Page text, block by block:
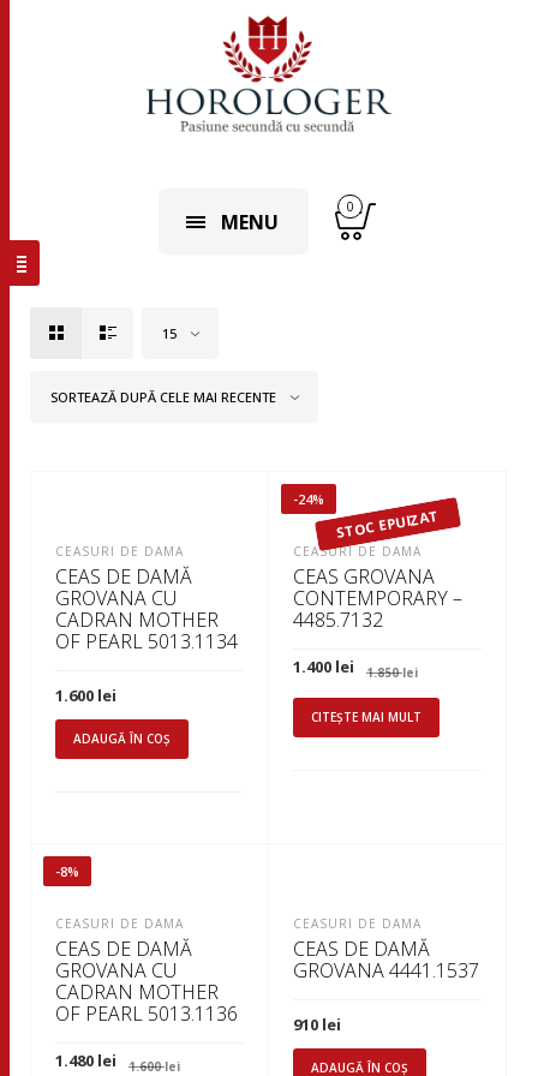
MENU
0
15
SORTEAZĂ DUPĂ CELE MAI RECENTE
CEASURI DE DAMA
CEAS DE DAMĂ
GROVANA CU
CADRAN MOTHER
OF PEARL 5013.1134
1.600 lei
ADAUGĂ ÎN COȘ
-24%
STOC EPUIZAT
CEASURI DE DAMA
CEAS GROVANA
CONTEMPORARY –
4485.7132
1.850leiPrețul
inițial
a
fost:
1.850 lei.
1.400 lei Prețul
curent
este:
1.400 lei.
CITEȘTE MAI MULT
-8%
CEASURI DE DAMA
CEAS DE DAMĂ
GROVANA CU
CADRAN MOTHER
OF PEARL 5013.1136
1.600leiPrețul
1.480 lei Prețul
CEASURI DE DAMA
CEAS DE DAMĂ
GROVANA 4441.1537
910 lei
ADAUGĂ ÎN COȘ